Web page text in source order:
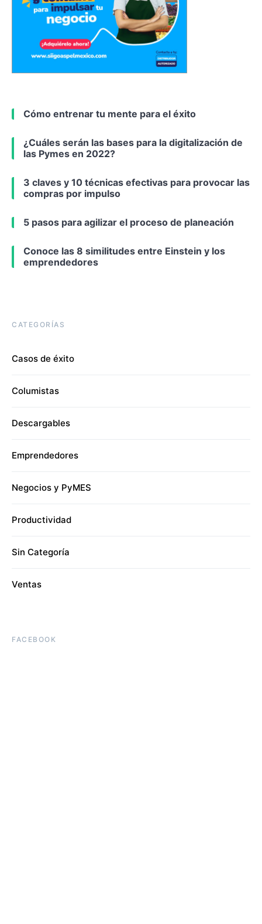
Cómo entrenar tu mente para el éxito
¿Cuáles serán las bases para la digitalización de
las Pymes en 2022?
3 claves y 10 técnicas efectivas para provocar las
compras por impulso
5 pasos para agilizar el proceso de planeación
Conoce las 8 similitudes entre Einstein y los
emprendedores
CATEGORÍAS
Casos de éxito
Columistas
Descargables
Emprendedores
Negocios y PyMES
Productividad
Sin Categoría
Ventas
FACEBOOK